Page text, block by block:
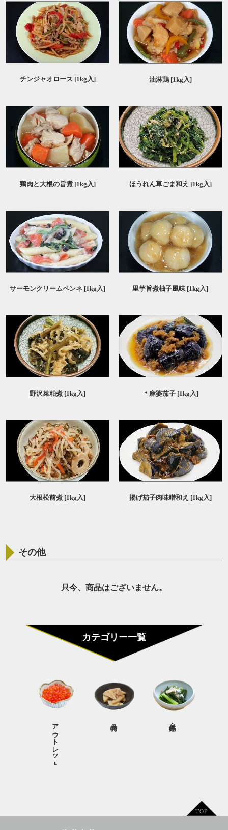
チンジャオロース [1kg入] 油淋鶏 [1kg入]
鶏肉と大根の旨煮 [1kg入] ほうれん草ごま和え [1kg入]
サーモンクリームペンネ [1kg入] 里芋旨煮柚子風味 [1kg入]
野沢菜粕煮 [1kg入] ＊麻婆茄子 [1kg入]
大根松前煮 [1kg入] 揚げ茄子肉味噌和え [1kg入]
その他
只今、商品はございません。
カテゴリー一覧
アウトレット商品